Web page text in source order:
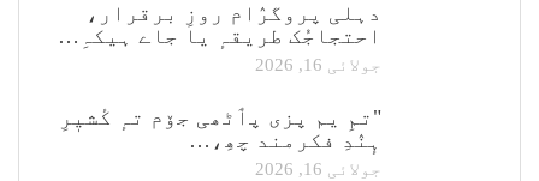
دہلی پروگرٛام روزِ برقرار،
احتجاجُک طریقہٕ یا جاے ہیکہِ…
جولائی 16, 2026
"تمِ یم پزی پٲٹھی جۆم تہٕ کٔشیٖرِ
ہٕنٛدِ فکرمند چھِ،…
جولائی 16, 2026